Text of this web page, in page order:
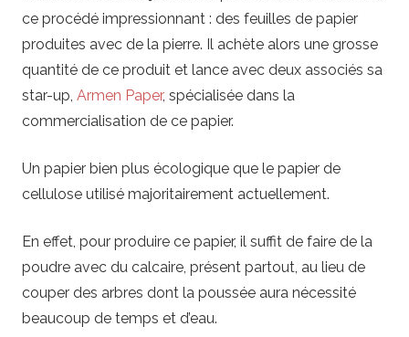
ce procédé impressionnant : des feuilles de papier
produites avec de la pierre. Il achète alors une grosse
quantité de ce produit et lance avec deux associés sa
star-up, Armen Paper, spécialisée dans la
commercialisation de ce papier.
Un papier bien plus écologique que le papier de
cellulose utilisé majoritairement actuellement.
En effet, pour produire ce papier, il suffit de faire de la
poudre avec du calcaire, présent partout, au lieu de
couper des arbres dont la poussée aura nécessité
beaucoup de temps et d’eau.